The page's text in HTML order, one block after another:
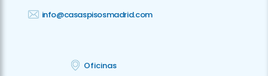
info@casaspisosmadrid.com
Oficinas